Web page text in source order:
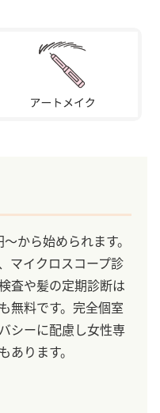
から始められます。
マイクロスコープ診
査や髪の定期診断は
無料です。完全個室
シーに配慮し女性専
ります。